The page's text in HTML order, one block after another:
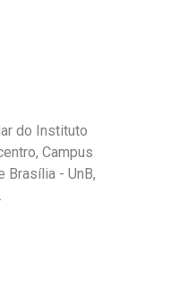
do Instituto
Campus
Brasília - UnB,